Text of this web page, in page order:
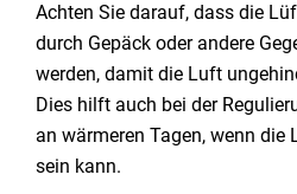
Achten Sie darauf, dass die
durch Gepäck oder andere
werden, damit die Luft
Dies hilft auch bei der
an wärmeren Tagen, wenn
sein kann.